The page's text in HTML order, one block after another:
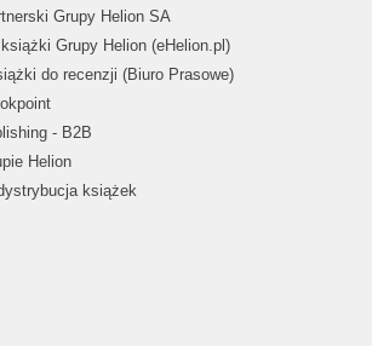
Grupy Helion SA
Grupy Helion (eHelion.pl)
do recenzji (Biuro Prasowe)
- B2B
Helion
książek